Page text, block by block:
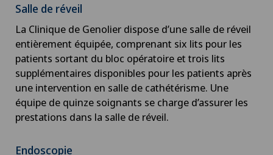
Salle de réveil
La Clinique de Genolier dispose d’une salle de réveil
entièrement équipée, comprenant six lits pour les
patients sortant du bloc opératoire et trois lits
supplémentaires disponibles pour les patients après
une intervention en salle de cathétérisme. Une
équipe de quinze soignants se charge d’assurer les
prestations dans la salle de réveil.
Endoscopie